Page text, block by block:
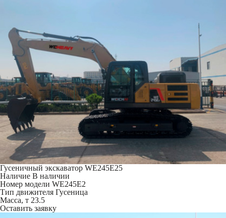
Гусеничный экскаватор WE245E25
Наличие В наличии
Номер модели WE245E2
Тип движителя Гусеница
Масса, т 23.5
Оставить заявку